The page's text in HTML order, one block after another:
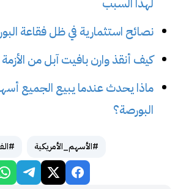
لهذا السبب
نصائح استثمارية في ظل فقاعة البورصة
كيف أنقذ وارن بافيت آبل من الأزمة
ماذا يحدث عندما يبيع الجميع
البورصة؟
#الأسهم_الأمريكية